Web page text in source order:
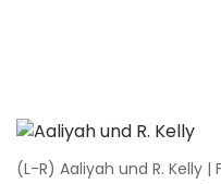
(L-R) Aaliyah und R. Kelly